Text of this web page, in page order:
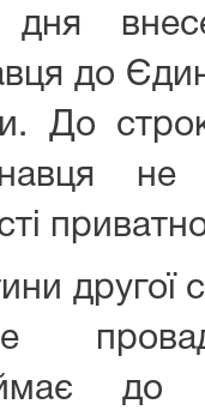
до
До
не
другої
до